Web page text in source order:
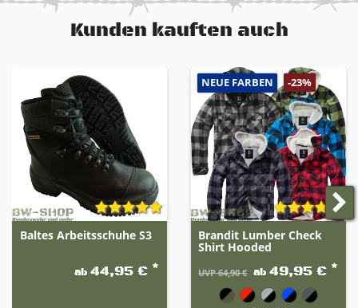
!! WICHTIG !!
Bekleidung teilweise von dem hier beschriebenen
Abweichen. Die Modelle können unterschiedlich sein
und somit auch unterschiedliche Eigenschaften der
jeweiligen Artikel. Die erste Farbe ist der Hauptteil
der Hose. Beispiel: grau-schwarz 80% grau / 20%
schwarz.
Kunden kauften auch
Baltes Arbeitsschuhe S3
ab44,95 € *
NEUE FARBEN -23%
Brandit Lumber Check
Shirt Hooded
UVP 64,90 € ab 49,95 € *